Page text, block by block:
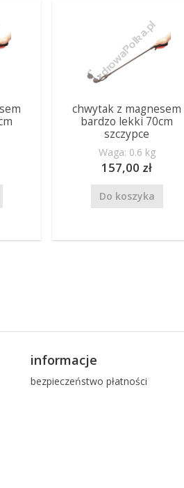
chwytak z magnesem
bardzo lekki 70cm
szczypce
Waga: 0.6 kg
157,00 zł
Do koszyka
informacje
bezpieczeństwo płatności